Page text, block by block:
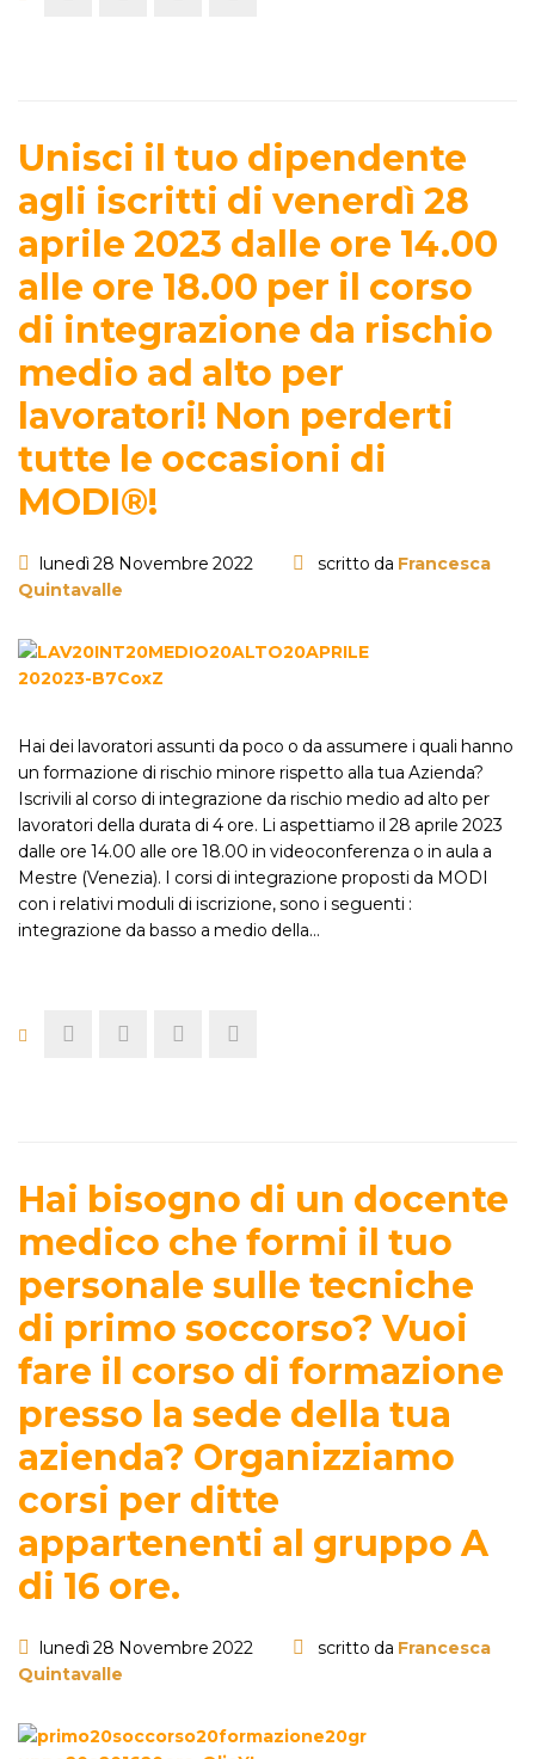
Unisci il tuo dipendente
agli iscritti di venerdì 28
aprile 2023 dalle ore 14.00
alle ore 18.00 per il corso
di integrazione da rischio
medio ad alto per
lavoratori! Non perderti
tutte le occasioni di
MODI®!
lunedì 28 Novembre 2022 scritto da Francesca
Quintavalle
Hai dei lavoratori assunti da poco o da assumere i quali hanno
un formazione di rischio minore rispetto alla tua Azienda?
Iscrivili al corso di integrazione da rischio medio ad alto per
lavoratori della durata di 4 ore. Li aspettiamo il 28 aprile 2023
dalle ore 14.00 alle ore 18.00 in videoconferenza o in aula a
Mestre (Venezia). I corsi di integrazione proposti da MODI
con i relativi moduli di iscrizione, sono i seguenti :
integrazione da basso a medio della…
Hai bisogno di un docente
medico che formi il tuo
personale sulle tecniche
di primo soccorso? Vuoi
fare il corso di formazione
presso la sede della tua
azienda? Organizziamo
corsi per ditte
appartenenti al gruppo A
di 16 ore.
lunedì 28 Novembre 2022 scritto da Francesca
Quintavalle